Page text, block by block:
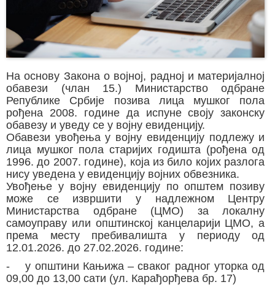
На основу Закона о војној, радној и материјалној
обавези (члан 15.) Министарство одбране
Републике Србије позива лица мушког пола
рођена 2008. године да испуне своју законску
обавезу и уведу се у војну евиденцију.
Обавези увођења у војну евиденцију подлежу и
лица мушког пола старијих годишта (рођена од
1996. до 2007. године), која из било којих разлога
нису уведена у евиденцију војних обвезника.
Увођење у војну евиденцију по општем позиву
може се извршити у надлежном Центру
Министарства одбране (ЦМО) за локалну
самоуправу или општинској канцеларији ЦМО, а
према месту пребивалишта у периоду од
12.01.2026. до 27.02.2026. године:
- у општини Кањижа – сваког радног уторка од
09,00 до 13,00 сати (ул. Карађорђева бр. 17)